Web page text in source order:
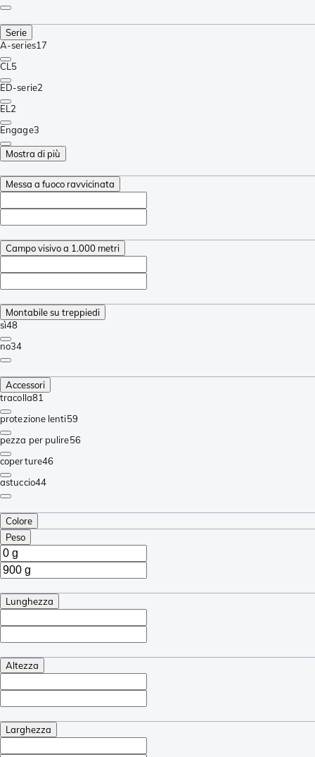
Serie
A-series17
CL 5
ED-serie2
EL 2
Engage3
Mostra di più
Messa a fuoco ravvicinata
Campo visivo a 1.000 metri
Montabile su treppiedi
sì48
no34
Accessori
tracolla81
protezione lenti59
pezza per pulire56
coperture46
astuccio44
Colore
Peso
Lunghezza
Altezza
Larghezza